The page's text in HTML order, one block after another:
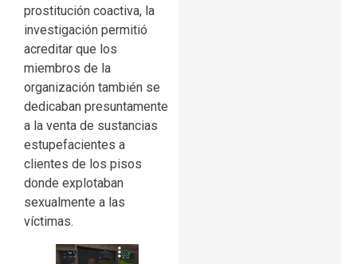
prostitución coactiva, la
investigación permitió
acreditar que los
miembros de la
organización también se
dedicaban presuntamente
a la venta de sustancias
estupefacientes a
clientes de los pisos
donde explotaban
sexualmente a las
víctimas.